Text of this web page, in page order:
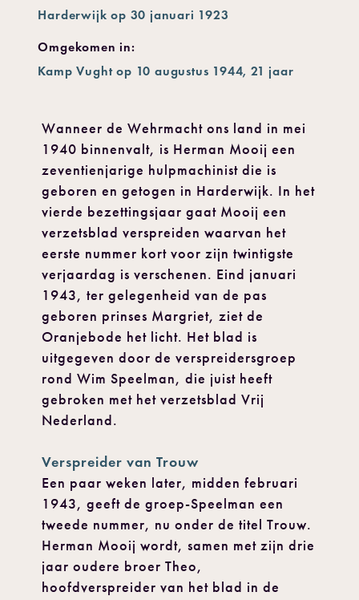
Harderwijk op 30 januari 1923
Omgekomen in:
Kamp Vught op 10 augustus 1944, 21 jaar
Wanneer de Wehrmacht ons land in mei
1940 binnenvalt, is Herman Mooij een
zeventienjarige hulpmachinist die is
geboren en getogen in Harderwijk. In het
vierde bezettingsjaar gaat Mooij een
verzetsblad verspreiden waarvan het
eerste nummer kort voor zijn twintigste
verjaardag is verschenen. Eind januari
1943, ter gelegenheid van de pas
geboren prinses Margriet, ziet de
Oranjebode het licht. Het blad is
uitgegeven door de verspreidersgroep
rond Wim Speelman, die juist heeft
gebroken met het verzetsblad Vrij
Nederland.
Verspreider van Trouw
Een paar weken later, midden februari
1943, geeft de groep-Speelman een
tweede nummer, nu onder de titel Trouw.
Herman Mooij wordt, samen met zijn drie
jaar oudere broer Theo,
hoofdverspreider van het blad in de